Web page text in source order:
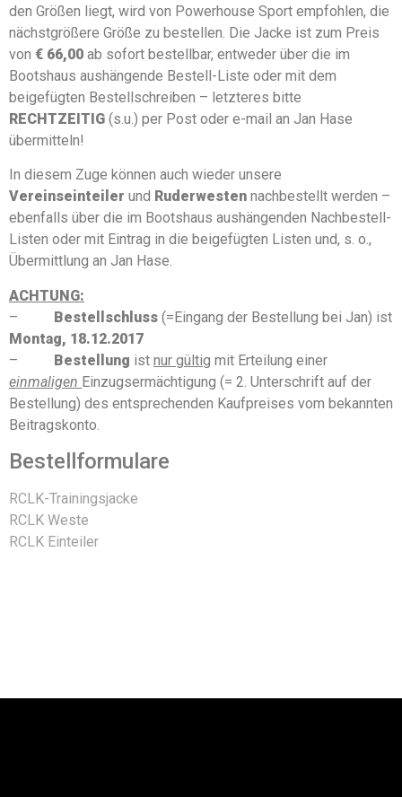
den Größen liegt, wird von Powerhouse Sport empfohlen, die
nächstgrößere Größe zu bestellen. Die Jacke ist zum Preis
von € 66,00 ab sofort bestellbar, entweder über die im
Bootshaus aushängende Bestell-Liste oder mit dem
beigefügten Bestellschreiben – letzteres bitte
RECHTZEITIG (s.u.) per Post oder e-mail an Jan Hase
übermitteln!
In diesem Zuge können auch wieder unsere
Vereinseinteiler und Ruderwesten nachbestellt werden –
ebenfalls über die im Bootshaus aushängenden Nachbestell-
Listen oder mit Eintrag in die beigefügten Listen und, s. o.,
Übermittlung an Jan Hase.
ACHTUNG:
– Bestellschluss (=Eingang der Bestellung bei Jan) ist
Montag, 18.12.2017
– Bestellung ist nur gültig mit Erteilung einer
einmaligen Einzugsermächtigung (= 2. Unterschrift auf der
Bestellung) des entsprechenden Kaufpreises vom bekannten
Beitragskonto.
Bestellformulare
RCLK-Trainingsjacke
RCLK Weste
RCLK Einteiler